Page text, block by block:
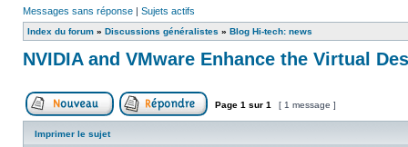
Messages sans réponse | Sujets actifs
Index du forum » Discussions généralistes » Blog Hi-tech: news
NVIDIA and VMware Enhance the Virtual
Poster un nouveau sujetRépondre au sujet
Page 1 sur 1 [ 1 message ]
Imprimer le sujet